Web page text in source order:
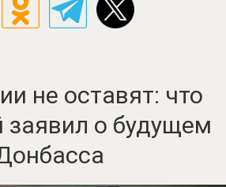
не оставят: что
заявил о будущем